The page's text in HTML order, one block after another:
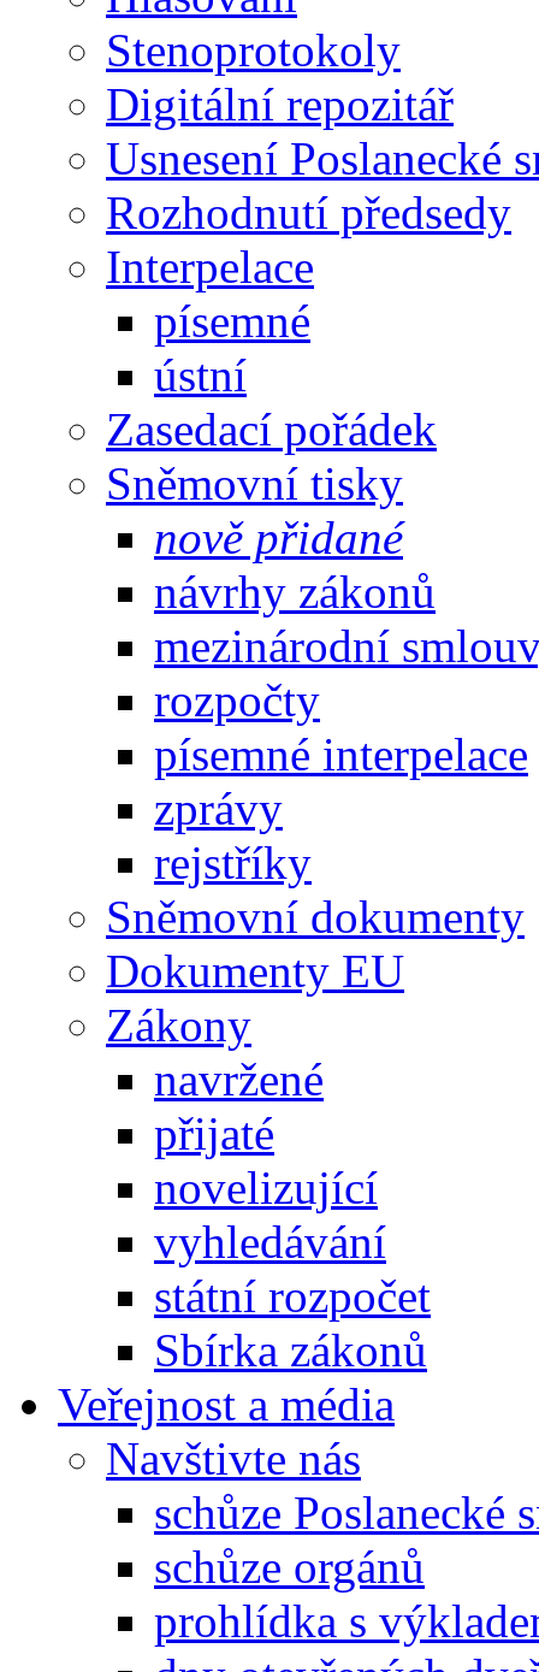
Stenoprotokoly
Digitální repozitář
Usnesení Poslanecké
Rozhodnutí předsedy
Interpelace
písemné
ústní
Zasedací pořádek
Sněmovní tisky
nově přidané
návrhy zákonů
mezinárodní
rozpočty
písemné interpelace
zprávy
rejstříky
Sněmovní dokumenty
Dokumenty EU
Zákony
navržené
přijaté
novelizující
vyhledávání
státní rozpočet
Sbírka zákonů
Veřejnost a média
Navštivte nás
schůze Poslanecké
schůze orgánů
prohlídka s